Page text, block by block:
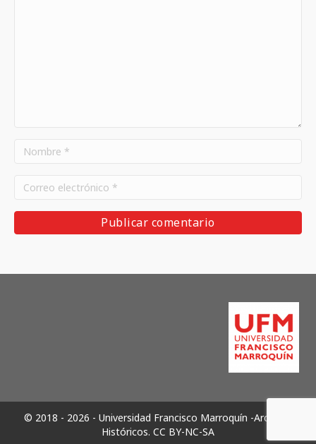
© 2018 - 2026 - Universidad Francisco Marroquín -Archivos
Históricos. CC BY-NC-SA